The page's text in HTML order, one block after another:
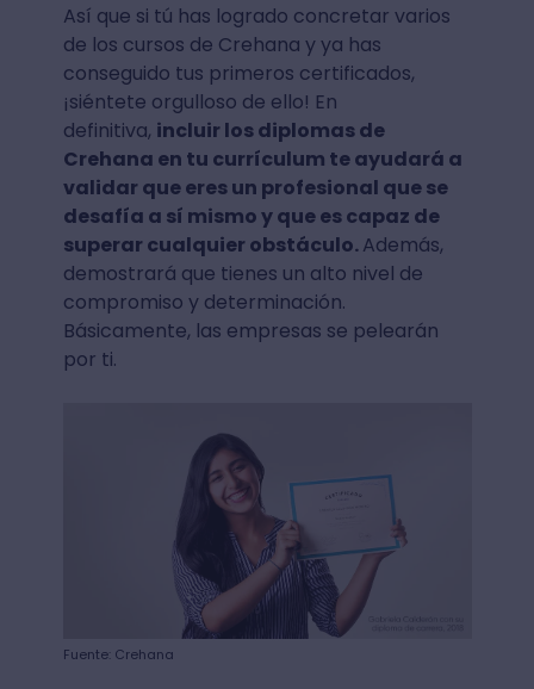
Así que si tú has logrado concretar varios
de los cursos de Crehana y ya has
conseguido tus primeros certificados,
¡siéntete orgulloso de ello! En
definitiva, incluir los diplomas de
Crehana en tu currículum te ayudará a
validar que eres un profesional que se
desafía a sí mismo y que es capaz de
superar cualquier obstáculo.Además,
demostrará que tienes un alto nivel de
compromiso y determinación.
Básicamente, las empresas se pelearán
por ti.
Fuente: Crehana